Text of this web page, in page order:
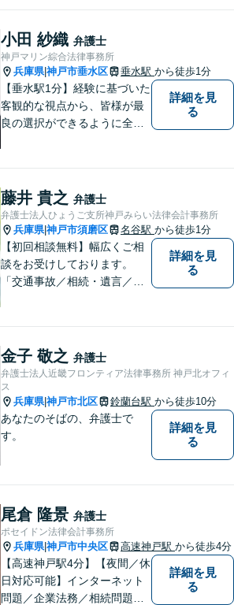
ますので、悩まれる前に、お
早めにご相談ください。
小田 紗織 弁護士
神戸マリン綜合法律事務所
兵庫県|神戸市垂水区 垂水駅 から徒歩1分
【垂水駅1分】経験に基づいた
客観的な視点から、皆様が最
良の選択ができるように全力
は数多くあります。 小さな悩
み事が大きなトラブルや事件
になってしまう前に、ご相談
ください。
詳細を見
る
藤井 貴之 弁護士
弁護士法人ひょうご支所神戸みらい法律会計事務所
兵庫県|神戸市須磨区 名谷駅 から徒歩1分
【初回相談無料】幅広くご相
談をお受けしております。
「交通事故／相続・遺言／離
い。公認会計士試験合格者。
【夜間・休日相談可能（要予
約）】【弁護士歴10年以上】
詳細を見
る
金子 敬之 弁護士
弁護士法人近畿フロンティア法律事務所 神戸北オフィ
ス
兵庫県|神戸市北区 鈴蘭台駅 から徒歩10分
あなたのそばの、弁護士で
す。
詳細を見
る
尾倉 隆景 弁護士
ポセイドン法律会計事務所
兵庫県|神戸市中央区 高速神戸駅 から徒歩4分
【高速神戸駅4分】【夜間／休
日対応可能】インターネット
問題／企業法務／相続問題／
詳細を見
る